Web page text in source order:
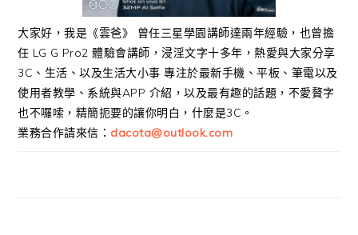
大家好，我是《雲爸》 曾任三星學園講師達兩年經驗，也曾擔
任 LG G Pro2 體驗會講師，浸淫文字十多年，熱愛與大家分享
3C、生活、以及生活大小事 專注於最新手機、平板、筆電以及
使用者教學、系統與APP 介紹，以及最有趣的話題，不愛贅字
也不囉嗦，精簡扼要的讓你明白，什麼是3C。
業務合作請來信： dacota@outlook.com